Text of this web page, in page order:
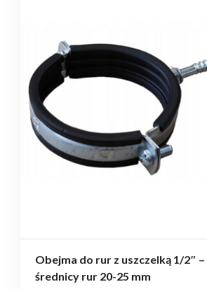
Obejma do rur z uszczelką 1/2″
średnicy rur 20-25 mm